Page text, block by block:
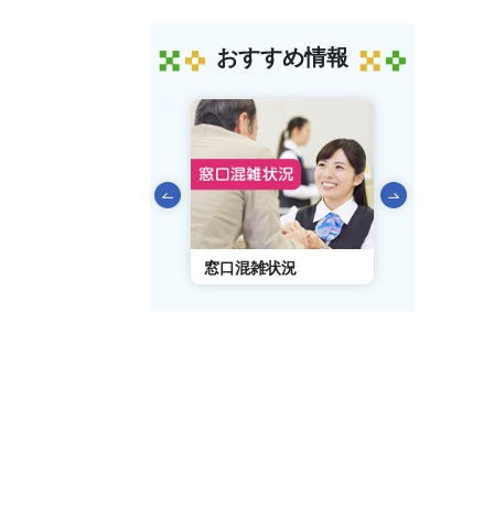
おすすめ情報
前のスライドを表示
窓口混雑状況